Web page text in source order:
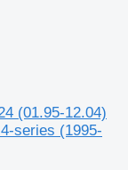
(01.95-12.04)
series (1995-